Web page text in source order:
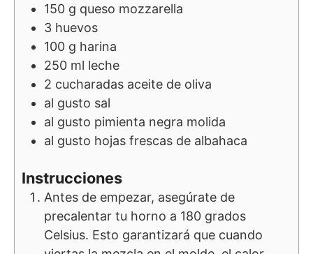
150 g queso mozzarella
3 huevos
100 g harina
250 ml leche
2 cucharadas aceite de oliva
al gusto sal
al gusto pimienta negra molida
al gusto hojas frescas de albahaca
Instrucciones
Antes de empezar, asegúrate de
precalentar tu horno a 180 grados
Celsius. Esto garantizará que cuando